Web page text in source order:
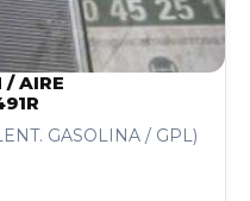
/ AIRE
GASOLINA / GPL)